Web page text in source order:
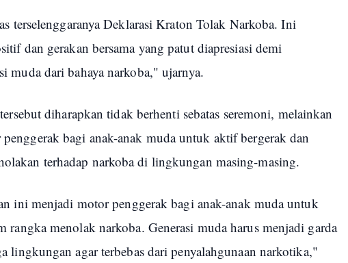
terselenggaranya Deklarasi Kraton Tolak Narkoba. Ini
dan gerakan bersama yang patut diapresiasi demi
muda dari bahaya narkoba," ujarnya.
diharapkan tidak berhenti sebatas seremoni, melainkan
bagi anak-anak muda untuk aktif bergerak dan
terhadap narkoba di lingkungan masing-masing.
ini menjadi motor penggerak bagi anak-anak muda untuk
rangka menolak narkoba. Generasi muda harus menjadi garda
lingkungan agar terbebas dari penyalahgunaan narkotika,"